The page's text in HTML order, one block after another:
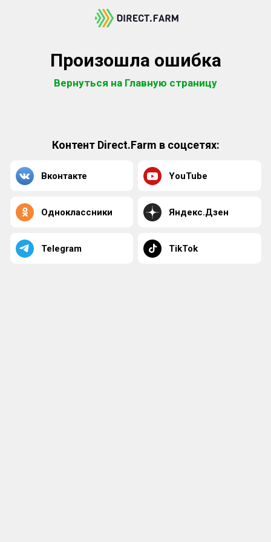
Произошла ошибка
Вернуться на Главную страницу
Контент Direct.Farm в соцсетях:
Вконтакте YouTube
Одноклассники Яндекс.Дзен
Telegram TikTok